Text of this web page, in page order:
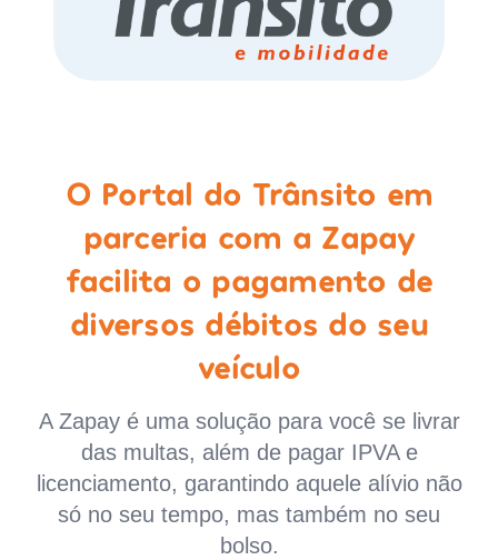
O Portal do Trânsito em
parceria com a Zapay
facilita o pagamento de
diversos débitos do seu
veículo
A Zapay é uma solução para você se livrar
das multas, além de pagar IPVA e
licenciamento, garantindo aquele alívio não
só no seu tempo, mas também no seu
bolso.